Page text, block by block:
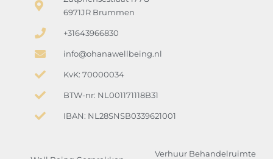
6971JR Brummen
+31643966830
info@ohanawellbeing.nl
KvK: 70000034
BTW-nr: NL001171118B31
IBAN: NL28SNSB0339621001
Verhuur Behandelruimte